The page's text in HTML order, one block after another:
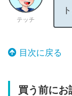
テッチ
目次に戻る
買う前にお